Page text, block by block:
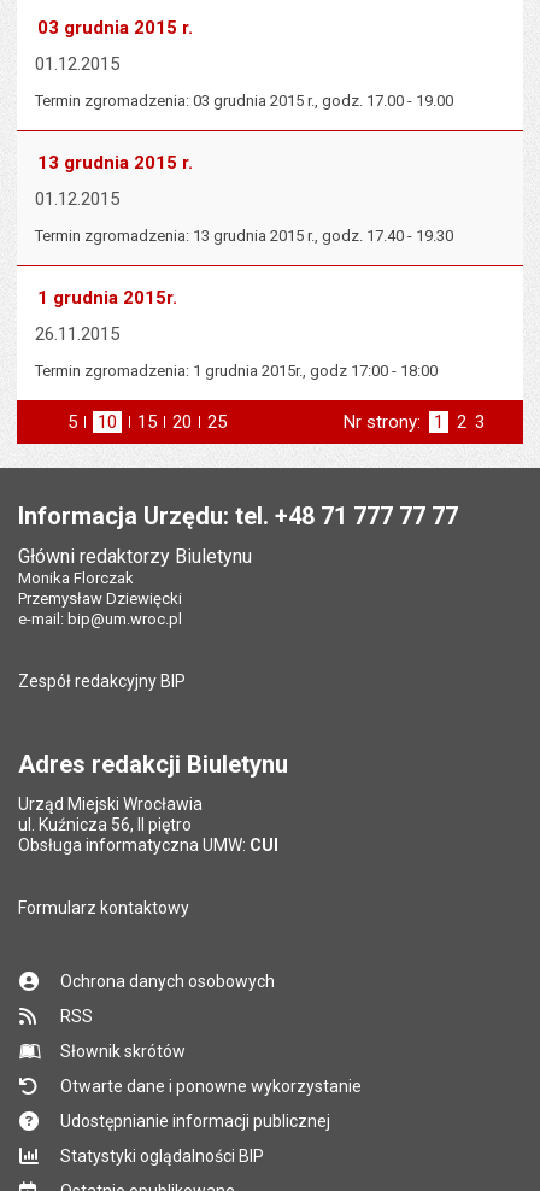
03 grudnia 2015 r.
01.12.2015
Termin zgromadzenia: 03 grudnia 2015 r., godz. 17.00 - 19.00
13 grudnia 2015 r.
01.12.2015
Termin zgromadzenia: 13 grudnia 2015 r., godz. 17.40 - 19.30
1 grudnia 2015r.
26.11.2015
Termin zgromadzenia: 1 grudnia 2015r., godz 17:00 - 18:00
5 elementów na stronie
10 elementów
na stronie
15 elementów
na stronie
20 elementów
na stronie
25
na stronie
Nr strony: Strona
1 Strona
2 Strona
3
Informacja Urzędu: tel. +48 71 777 77 77
Główni redaktorzy Biuletynu
Monika Florczak
Przemysław Dziewięcki
e-mail: bip@um.wroc.pl
Zespół redakcyjny BIP
Adres redakcji Biuletynu
Urząd Miejski Wrocławia
ul. Kuźnicza 56, II piętro
Obsługa informatyczna UMW: CUI
Formularz kontaktowy
Ochrona danych osobowych
RSS
Słownik skrótów
Otwarte dane i ponowne wykorzystanie
Udostępnianie informacji publicznej
Statystyki oglądalności BIP